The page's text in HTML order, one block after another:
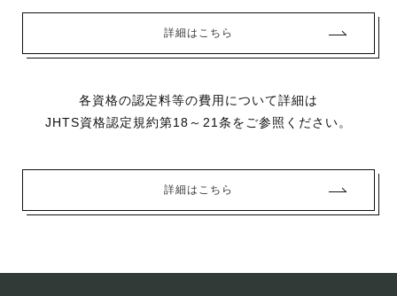
詳細はこちら
各資格の認定料等の費用について詳細は
JHTS資格認定規約第18～21条をご参照ください。
詳細はこちら